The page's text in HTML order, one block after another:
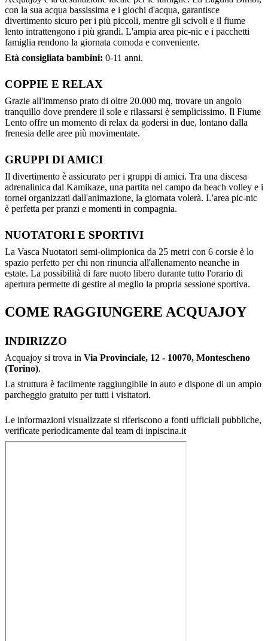
con la sua acqua bassissima e i giochi d'acqua, garantisce
divertimento sicuro per i più piccoli, mentre gli scivoli e il fiume
lento intrattengono i più grandi. L'ampia area pic-nic e i pacchetti
famiglia rendono la giornata comoda e conveniente.
Età consigliata bambini: 0-11 anni.
COPPIE E RELAX
Grazie all'immenso prato di oltre 20.000 mq, trovare un angolo
tranquillo dove prendere il sole e rilassarsi è semplicissimo. Il Fiume
Lento offre un momento di relax da godersi in due, lontano dalla
frenesia delle aree più movimentate.
GRUPPI DI AMICI
Il divertimento è assicurato per i gruppi di amici. Tra una discesa
adrenalinica dal Kamikaze, una partita nel campo da beach volley e i
tornei organizzati dall'animazione, la giornata volerà. L'area pic-nic
è perfetta per pranzi e momenti in compagnia.
NUOTATORI E SPORTIVI
La Vasca Nuotatori semi-olimpionica da 25 metri con 6 corsie è lo
spazio perfetto per chi non rinuncia all'allenamento neanche in
estate. La possibilità di fare nuoto libero durante tutto l'orario di
apertura permette di gestire al meglio la propria sessione sportiva.
COME RAGGIUNGERE ACQUAJOY
INDIRIZZO
Acquajoy si trova in Via Provinciale, 12 - 10070, Montescheno
(Torino).
La struttura è facilmente raggiungibile in auto e dispone di un ampio
parcheggio gratuito per tutti i visitatori.
Le informazioni visualizzate si riferiscono a fonti ufficiali pubbliche,
verificate periodicamente dal team di inpiscina.it